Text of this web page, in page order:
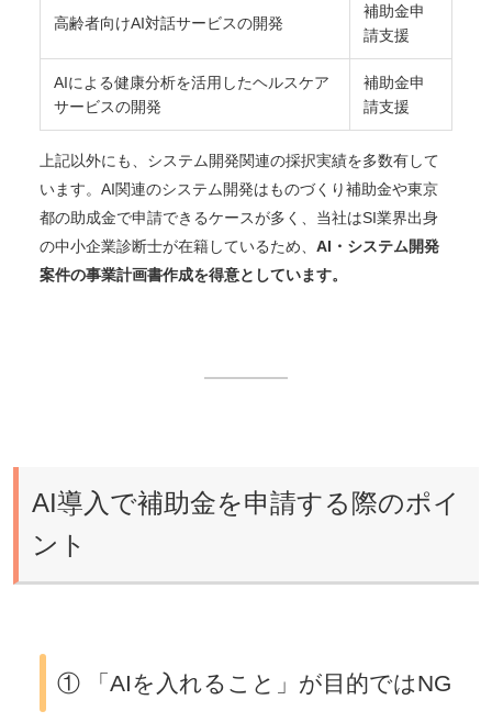
高齢者向けAI対話サービスの開発
補助金申
請支援
AIによる健康分析を活用したヘルスケア
サービスの開発
補助金申
請支援
上記以外にも、システム開発関連の採択実績を多数有して
います。AI関連のシステム開発はものづくり補助金や東京
都の助成金で申請できるケースが多く、当社はSI業界出身
の中小企業診断士が在籍しているため、 AI・システム開発
案件の事業計画書作成を得意としています。
AI導入で補助金を申請する際のポイ
ント
① 「AIを入れること」が目的ではNG